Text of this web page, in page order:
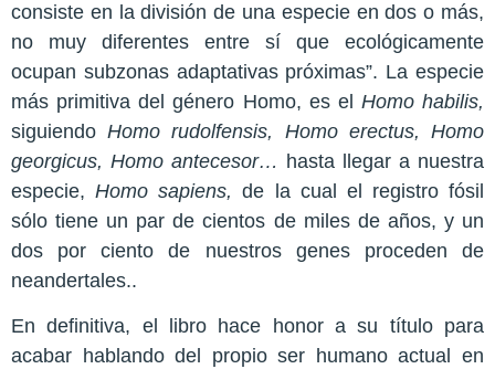
consiste en la división de una especie en dos o más,
no muy diferentes entre sí que ecológicamente
ocupan subzonas adaptativas próximas”. La especie
más primitiva del género Homo, es el Homo habilis,
siguiendo Homo rudolfensis, Homo erectus, Homo
georgicus, Homo antecesor… hasta llegar a nuestra
especie,Homo sapiens, de la cual el registro fósil
sólo tiene un par de cientos de miles de años, y un
dos por ciento de nuestros genes proceden de
neandertales..
En definitiva, el libro hace honor a su título para
acabar hablando del propio ser humano actual en